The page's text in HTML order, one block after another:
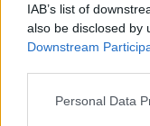
IAB’s list of
also be disclosed by
Downstream
Personal Data